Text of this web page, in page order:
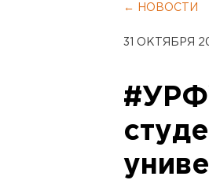
← НОВОСТИ
31 ОКТЯБРЯ